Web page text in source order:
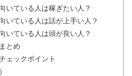
いている人は稼ぎたい人？
いている人は話が上手い人？
いている人は頭が良い人？
とめ
ェックポイント